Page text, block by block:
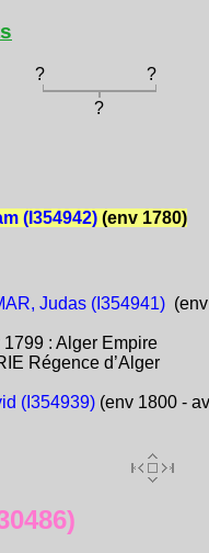
?
?
?
(I354942)(env 1780)
Judas (I354941)(env
1799 : Alger Empire
Régence d’Alger
(I354939)(env 1800 -